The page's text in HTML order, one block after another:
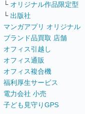
└ オリジナル作品限定型
└ 出版社
マンガアプリ オリジナル
ブランド品買取 店舗
オフィス引越し
オフィス通販
オフィス複合機
福利厚生サービス
電力会社 小売
子ども見守りGPS